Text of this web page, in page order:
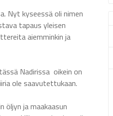
Nyt kyseessä oli nimen
tapaus yleisen
aiemminkin ja
Nadirissa oikein on
ole saavutettukaan.
öljyn ja maakaasun